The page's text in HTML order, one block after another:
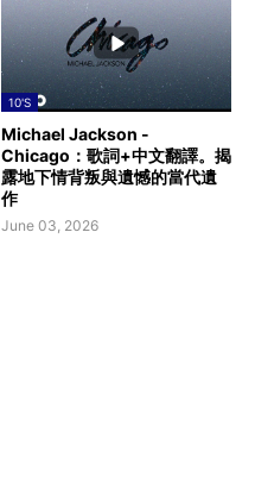
10'S
Michael Jackson -
Chicago：歌詞+中文翻譯。揭
露地下情背叛與遺憾的當代遺
作
June 03, 2026